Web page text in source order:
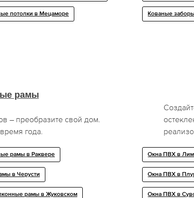
потолки в Мецаморе Кованые
рамы
– преобразите свой дом.
года.
рамы в Раквере
в Черусти
рамы в Жуковском
Окна ПВХ в
Окна ПВХ в
Окна ПВХ в